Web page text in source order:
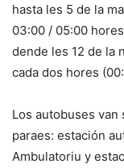
hasta les 5 de la
03:00 / 05:00
dende les 12 de la
cada dos hores
Los autobuses van
paraes: estación
Ambulatoriu y